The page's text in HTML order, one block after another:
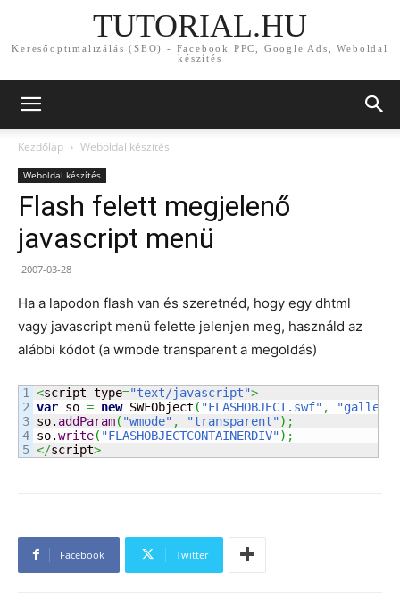
TUTORIAL.HU
Keresőoptimalizálás (SEO) - Facebook PPC, Google Ads, Weboldal
készítés
Kezdőlap Weboldal készítés
Weboldal készítés
Flash felett megjelenő
javascript menü
2007-03-28
Ha a lapodon flash van és szeretnéd, hogy egy dhtml
vagy javascript menü felette jelenjen meg, használd az
alábbi kódot (a wmode transparent a megoldás)
1
2
3
4
<script type="text/javascript">
var so = new SWFObject ( "FLASHOBJECT.swf" ,
"gallery"
so. addParam( "wmode" , "transparent") ;
so.write( "FLASHOBJECTCONTAINERDIV") ;
</script>
Facebook Twitter